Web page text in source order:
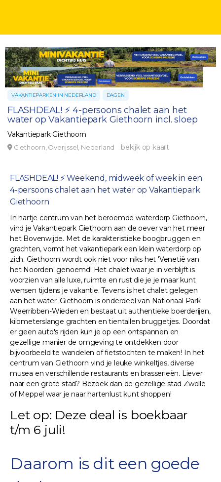
VAKANTIEPARKEN IN NEDERLAND DAGEN
FLASHDEAL! ⚡ 4-persoons chalet aan het
water op Vakantiepark Giethoorn incl. sloep
Vakantiepark Giethoorn
Giethoorn, Overijssel, Nederland bekijk op kaart
FLASHDEAL! ⚡ Weekend, midweek of week in een
4-persoons chalet aan het water op Vakantiepark
Giethoorn
In hartje centrum van het beroemde waterdorp Giethoorn,
vind je Vakantiepark Giethoorn aan de oever van het meer
het Bovenwijde. Met de karakteristieke boogbruggen en
grachten, vormt het vakantiepark een klein waterdorp op
zich. Giethoorn wordt ook niet voor niks het 'Venetië van
het Noorden' genoemd! Het chalet waar je in verblijft is
voorzien van alle luxe, ruimte en rust die je je maar kunt
wensen tijdens je vakantie. Tevens is het chalet gelegen
aan het water. Giethoorn is onderdeel van Nationaal Park
Weerribben-Wieden en bestaat uit authentieke boerderijen,
kilometerslange grachten en tientallen bruggetjes. Doordat
er geen auto's rijden kun je op een ontspannen en
gezellige manier de omgeving te ontdekken door
bijvoorbeeld te wandelen of fietstochten te maken! In het
centrum van Giethoorn vind je leuke winkeltjes, diverse
musea en verschillende restaurants en brasserieën. Liever
naar een grote stad? Bezoek dan de gezellige stad Zwolle
of Meppel waar je naar hartenlust kunt shoppen!
Let op: Deze deal is boekbaar
t/m 6 juli!
Daarom is dit een goede